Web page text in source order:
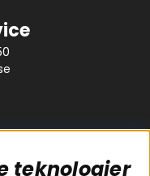
teknologier